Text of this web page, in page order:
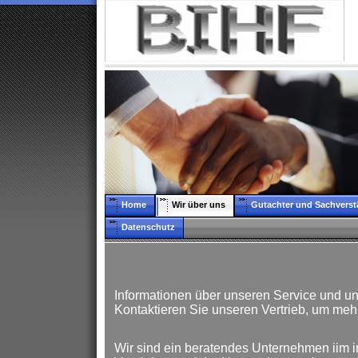
Home Wir über uns Gutachter und
Datenschutz
Informationen über unseren Service und
Kontaktieren Sie unseren Vertrieb, um
Wir sind ein beratendes Unternehmen iim